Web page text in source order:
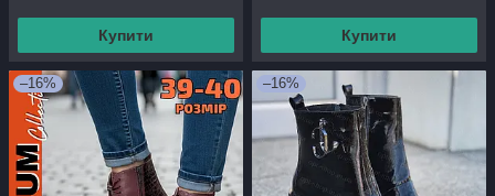
Купити Купити
–16% –16%